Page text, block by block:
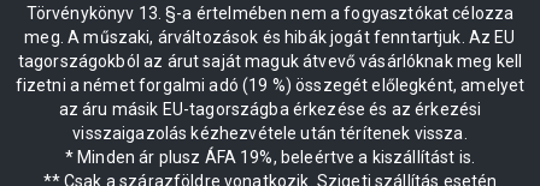
Törvénykönyv 13. §-a értelmében nem a fogyasztókat célozza
meg. A műszaki, árváltozások és hibák jogát fenntartjuk. Az EU
tagországokból az árut saját maguk átvevő vásárlóknak meg kell
fizetni a német forgalmi adó (19 %) összegét előlegként, amelyet
az áru másik EU-tagországba érkezése és az érkezési
visszaigazolás kézhezvétele után térítenek vissza.
* Minden ár plusz ÁFA 19%, beleértve a kiszállítást is.
** Csak a szárazföldre vonatkozik. Szigeti szállítás esetén